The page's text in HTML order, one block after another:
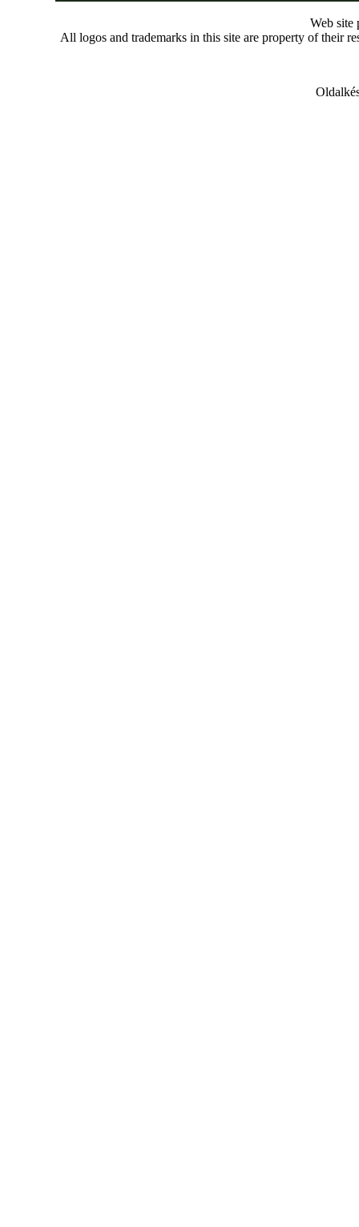
Web site
All logos and trademarks in this site are property of their